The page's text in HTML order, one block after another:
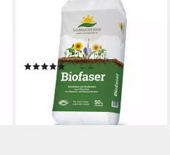
SONNENERDE
Pflanzerde Sonnenerde Bio
Faser Sack, mit Organischer
Düngerersatz, 50 Liter
(1)
24,90 €
(0,50 €/ 1 l)
lieferbar - in 3-4 Werktagen bei dir